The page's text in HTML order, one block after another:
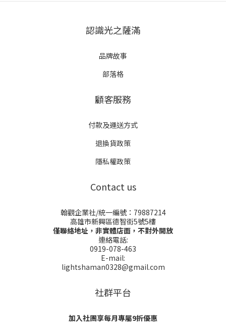
認識光之薩滿
品牌故事
部落格
顧客服務
付款及運送方式
退換貨政策
隱私權政策
Contact us
翰觀企業社/統一編號：79887214
高雄市新興區德智街5號5樓
僅聯絡地址，非實體店面，不對外開放
連絡電話:
0919-078-463
E-mail:
lightshaman0328@gmail.com
社群平台
加入社團享每月專屬9折優惠